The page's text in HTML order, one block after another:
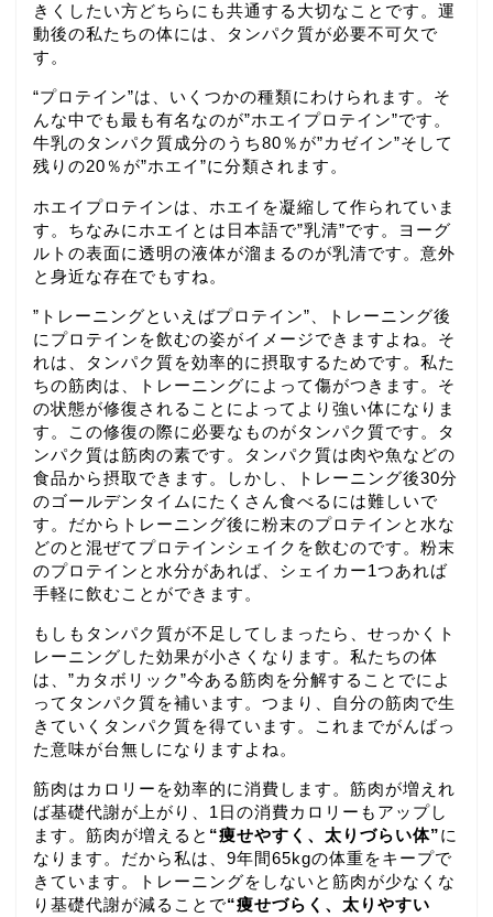
きくしたい方どちらにも共通する大切なことです。運
動後の私たちの体には、タンパク質が必要不可欠で
す。
“プロテイン”は、いくつかの種類にわけられます。そ
んな中でも最も有名なのが”ホエイプロテイン”です。
牛乳のタンパク質成分のうち80％が”カゼイン”そして
残りの20％が”ホエイ”に分類されます。
ホエイプロテインは、ホエイを凝縮して作られていま
す。ちなみにホエイとは日本語で”乳清”です。ヨーグ
ルトの表面に透明の液体が溜まるのが乳清です。意外
と身近な存在でもすね。
”トレーニングといえばプロテイン”、トレーニング後
にプロテインを飲むの姿がイメージできますよね。そ
れは、タンパク質を効率的に摂取するためです。私た
ちの筋肉は、トレーニングによって傷がつきます。そ
の状態が修復されることによってより強い体になりま
す。この修復の際に必要なものがタンパク質です。タ
ンパク質は筋肉の素です。タンパク質は肉や魚などの
食品から摂取できます。しかし、トレーニング後30分
のゴールデンタイムにたくさん食べるには難しいで
す。だからトレーニング後に粉末のプロテインと水な
どのと混ぜてプロテインシェイクを飲むのです。粉末
のプロテインと水分があれば、シェイカー1つあれば
手軽に飲むことができます。
もしもタンパク質が不足してしまったら、せっかくト
レーニングした効果が小さくなります。私たちの体
は、”カタボリック”今ある筋肉を分解することでによ
ってタンパク質を補います。つまり、自分の筋肉で生
きていくタンパク質を得ています。これまでがんばっ
た意味が台無しになりますよね。
筋肉はカロリーを効率的に消費します。筋肉が増えれ
ば基礎代謝が上がり、1日の消費カロリーもアップし
ます。筋肉が増えると “痩せやすく、太りづらい体”に
なります。だから私は、9年間65kgの体重をキープで
きています。トレーニングをしないと筋肉が少なくな
り基礎代謝が減ることで“痩せづらく、太りやすい